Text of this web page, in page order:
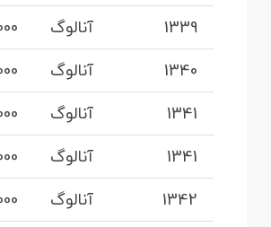
1339
آنالوگ
1340
آنالوگ
1341
آنالوگ
1341
آنالوگ
1342
آنالوگ